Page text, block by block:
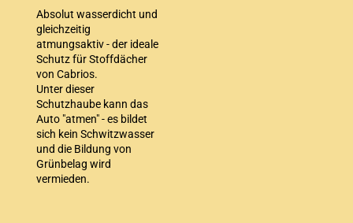
Absolut wasserdicht und
gleichzeitig
atmungsaktiv - der ideale
Schutz für Stoffdächer
von Cabrios.
Unter dieser
Schutzhaube kann das
Auto "atmen" - es bildet
sich kein Schwitzwasser
und die Bildung von
Grünbelag wird
vermieden.